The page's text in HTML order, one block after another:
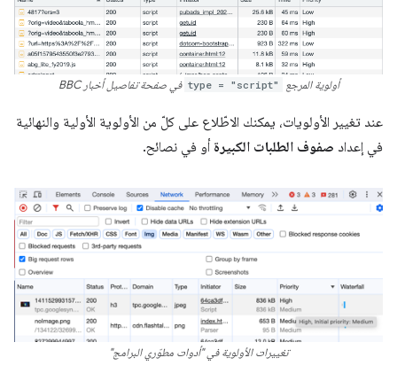
أولوية المرجع type = "script" في صفحة تفاصيل أخبار BBC
عند تغيير الأولويات، يمكنك الاطّلاع على كلّ من الأولوية الأولية والنهائية
في إعداد صفوف الطلبات الكبيرة أو في نصائح.
تغييرات الأولوية في "أدوات مطوّري البرامج"